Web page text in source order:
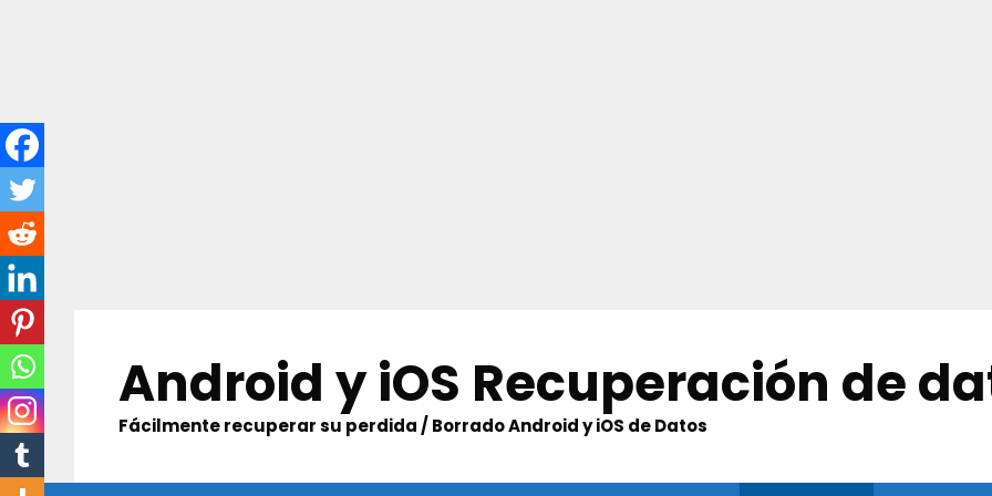
Skip
to
content
Android y iOS Recuperación de
Fácilmente recuperar su perdida / Borrado Android y iOS de Datos